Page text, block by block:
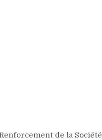
de la Société